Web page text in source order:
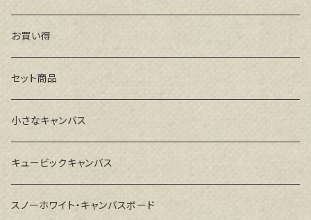
お買い得
セット商品
小さなキャンバス
キュービックキャンバス
スノーホワイト・キャンバスボード